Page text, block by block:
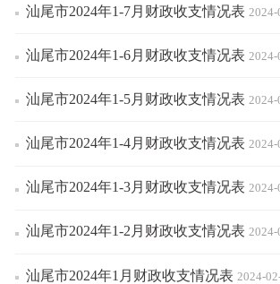
汕尾市2024年1-7月财政收支情况表 2024-
汕尾市2024年1-6月财政收支情况表 2024-
汕尾市2024年1-5月财政收支情况表 2024-
汕尾市2024年1-4月财政收支情况表 2024-
汕尾市2024年1-3月财政收支情况表 2024-
汕尾市2024年1-2月财政收支情况表 2024-
汕尾市2024年1月财政收支情况表 2024-